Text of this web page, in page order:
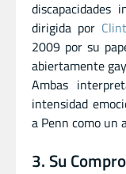
discapacidades
dirigida por
2009 por su
abiertamente
Ambas
intensidad
a Penn como un
3. Su